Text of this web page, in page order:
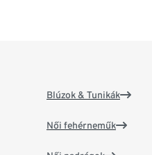
Blúzok & Tunikák
Női fehérneműk